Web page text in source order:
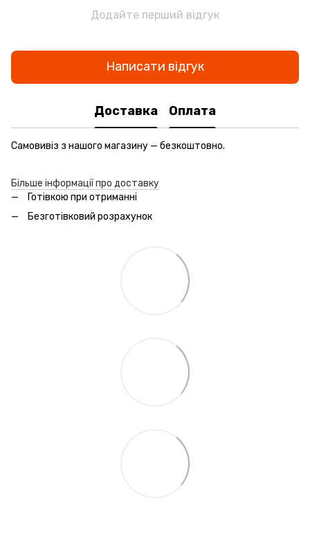
Додайте перший відгук
Написати відгук
Доставка Оплата
Самовивіз з нашого магазину — безкоштовно.
Більше інформації про доставку
Готівкою при отриманні
Безготівковий розрахунок